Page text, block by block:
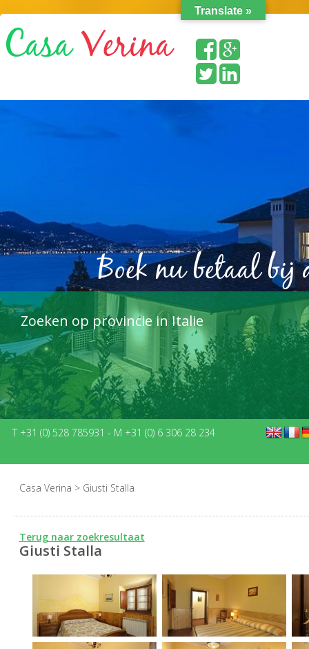
Zoeken op provincie in Italie
Boek nu betaal bij
T +31 (0) 528 785931 - M +31 (0) 6 306 28 234
Casa Verina > Giusti Stalla
Terug naar zoekresultaat
Giusti Stalla
Translate »